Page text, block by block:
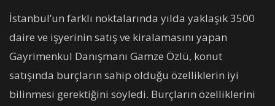
İstanbul’un farklı noktalarında yılda yaklaşık 3500
daire ve işyerinin satış ve kiralamasını yapan
Gayrimenkul Danışmanı Gamze Özlü, konut
satışında burçların sahip olduğu özelliklerin iyi
bilinmesi gerektiğini söyledi. Burçların özelliklerini